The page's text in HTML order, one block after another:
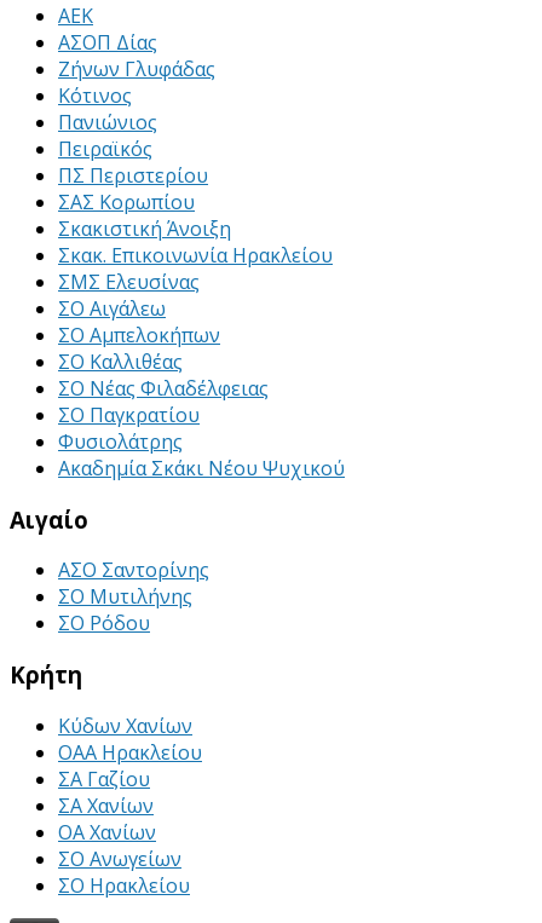
ΑΕΚ
ΑΣΟΠ Δίας
Ζήνων Γλυφάδας
Κότινος
Πανιώνιος
Πειραϊκός
ΠΣ Περιστερίου
ΣΑΣ Κορωπίου
Σκακιστική Άνοιξη
Σκακ. Επικοινωνία Ηρακλείου
ΣΜΣ Ελευσίνας
ΣΟ Αιγάλεω
ΣΟ Αμπελοκήπων
ΣΟ Καλλιθέας
ΣΟ Νέας Φιλαδέλφειας
ΣΟ Παγκρατίου
Φυσιολάτρης
Ακαδημία Σκάκι Νέου Ψυχικού
Αιγαίο
ΑΣΟ Σαντορίνης
ΣΟ Μυτιλήνης
ΣΟ Ρόδου
Κρήτη
Κύδων Χανίων
ΟΑΑ Ηρακλείου
ΣΑ Γαζίου
ΣΑ Χανίων
ΟΑ Χανίων
ΣΟ Ανωγείων
ΣΟ Ηρακλείου